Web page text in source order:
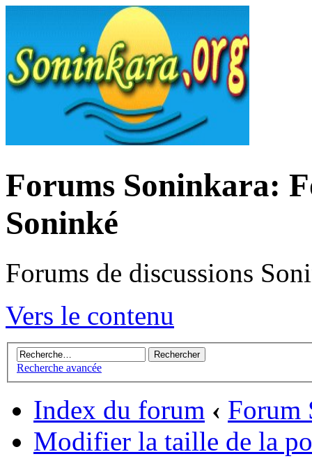
Forums Soninkara:
Soninké
Forums de discussions
Vers le contenu
Recherche avancée
Index du forum ‹ Forum
Modifier la taille de la